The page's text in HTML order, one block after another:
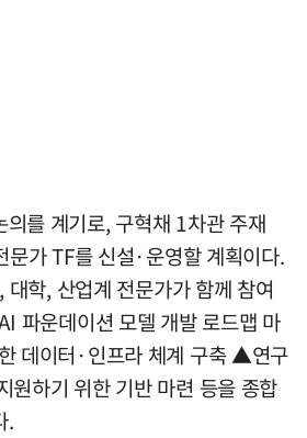
의를 계기로, 구혁채 1차관 주재
가 TF를 신설·운영할 계획이다.
학, 산업계 전문가가 함께 참여
파운데이션 모델 개발 로드맵 마
데이터·인프라 체계 구축 ▲연구
원하기 위한 기반 마련 등을 종합
.